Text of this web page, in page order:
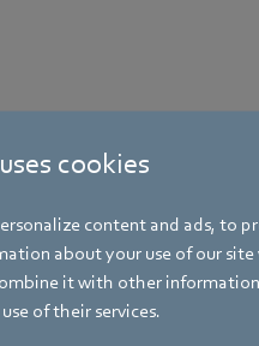
cookies
content and ads, to
about your use of our
it with other
of their services.データを読